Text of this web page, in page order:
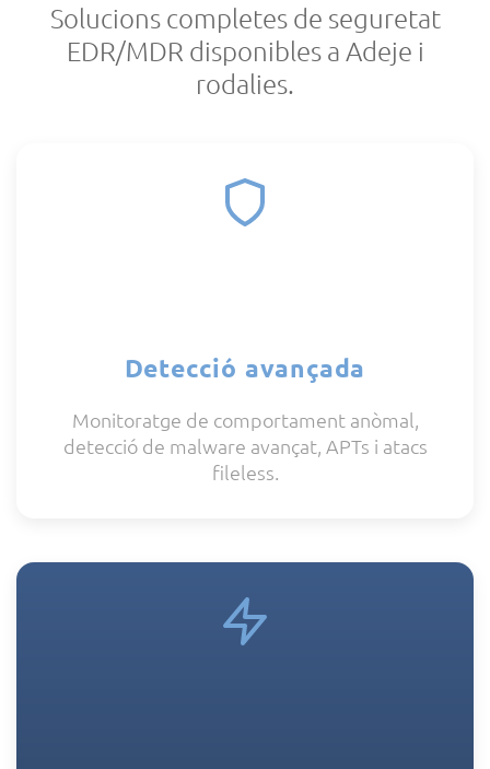
Solucions completes de seguretat
EDR/MDR disponibles a Adeje i
rodalies.
Detecció avançada
Monitoratge de comportament anòmal,
detecció de malware avançat, APTs i atacs
fileless.